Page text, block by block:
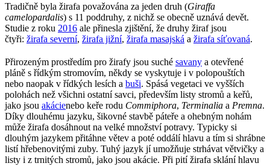
Tradičně byla žirafa považována za jeden druh (Giraffa
camelopardalis) s 11 poddruhy, z nichž se obecně uznává devět.
Studie z roku 2016 ale přinesla zjištění, že druhy žiraf jsou
čtyři: žirafa severní, žirafa jižní, žirafa masajská a žirafa síťovaná.
Přirozeným prostředím pro žirafy jsou suché savany a otevřené
pláně s řídkým stromovím, někdy se vyskytuje i v polopouštích
nebo naopak v řídkých lesích a buši. Spásá vegetaci ve vyšších
polohách než všichni ostatní savci, především listy stromů a keřů,
jako jsou akácienebo keře rodu Commiphora, Terminalia a Premna.
Díky dlouhému jazyku, šikovné stavbě páteře a ohebným nohám
může žirafa dosáhnout na velké množství potravy. Typicky si
dlouhým jazykem přitáhne větev a poté oddálí hlavu a tím si shrábne
listí hřebenovitými zuby. Tuhý jazyk jí umožňuje strhávat větvičky a
listy i z trnitých stromů, jako jsou akácie. Při pití žirafa sklání hlavu